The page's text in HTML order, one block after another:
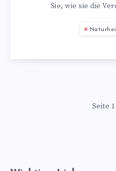
Sie, wie sie die
Seite